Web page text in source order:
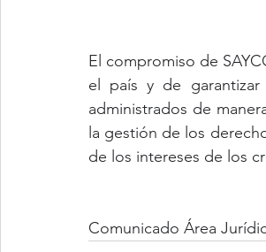
El compromiso de
el país y de
administrados de
la gestión de los
de los intereses de los
Comunicado Área